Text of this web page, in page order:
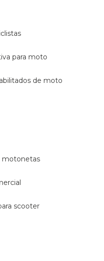
para moto
de moto
motonetas
scooter